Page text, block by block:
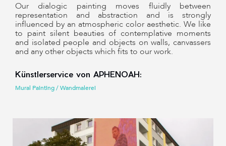
Our dialogic painting moves fluidly between
representation and abstraction and is strongly
influenced by an atmospheric color aesthetic. We like
to paint silent beauties of contemplative moments
and isolated people and objects on walls, canvassers
and any other objects which fits to our work. ​
Künstlerservice von APHENOAH:
Mural Painting / Wandmalerei